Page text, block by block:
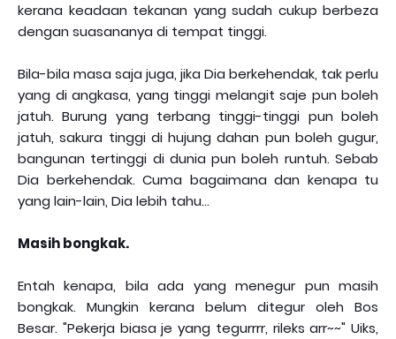
kerana keadaan tekanan yang sudah cukup berbeza
dengan suasananya di tempat tinggi.
Bila-bila masa saja juga, jika Dia berkehendak, tak perlu
yang di angkasa, yang tinggi melangit saje pun boleh
jatuh. Burung yang terbang tinggi-tinggi pun boleh
jatuh, sakura tinggi di hujung dahan pun boleh gugur,
bangunan tertinggi di dunia pun boleh runtuh. Sebab
Dia berkehendak. Cuma bagaimana dan kenapa tu
yang lain-lain, Dia lebih tahu...
Masih bongkak.
Entah kenapa, bila ada yang menegur pun masih
bongkak. Mungkin kerana belum ditegur oleh Bos
Besar. "Pekerja biasa je yang tegurrrr, rileks arr~~" Uiks,